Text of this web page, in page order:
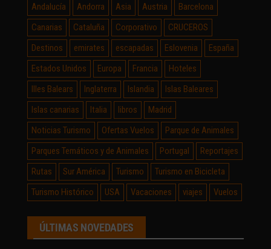
Andalucía
Andorra Asia Austria
Barcelona
Canarias
Cataluña Corporativo
CRUCEROS
Destinos
emirates escapadas Eslovenia
España
Estados Unidos
Europa Francia
Hoteles
Illes Balears
Inglaterra Islandia
Islas Baleares
Islas canarias
Italia libros
Madrid
Noticias Turismo
Ofertas Vuelos
Parque de Animales
Parques Temáticos y de Animales
Portugal
Reportajes
Rutas
Sur América Turismo
Turismo en Bicicleta
Turismo Histórico
USA Vacaciones viajes Vuelos
ÚLTIMAS NOVEDADES